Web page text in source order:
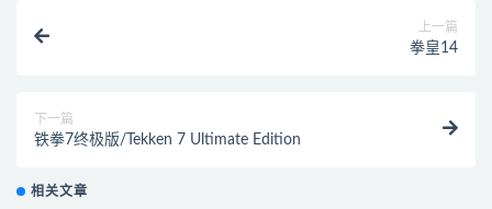
上一篇
拳皇14
下一篇
铁拳7终极版/Tekken 7 Ultimate Edition
相关文章